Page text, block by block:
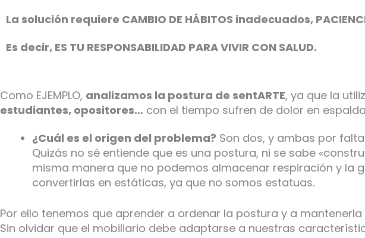
La solución requiere CAMBIO DE HÁBITOS inadecuados,
Es decir, ES TU RESPONSABILIDAD PARA VIVIR CON SALUD.
Como EJEMPLO, analizamos la postura de sentARTE, ya que la
estudiantes, opositores… con el tiempo sufren de dolor en
¿Cuál es el origen del problema? Son dos, y ambas por
Quizás no sé entiende que es una postura, ni se sabe
misma manera que no podemos almacenar respiración y la
convertirlas en estáticas, ya que no somos estatuas.
Por ello tenemos que aprender a ordenar la postura y a
Sin olvidar que el mobiliario debe adaptarse a nuestras